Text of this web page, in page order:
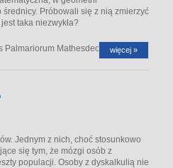
średnicy. Próbowali się z nią zmierzyć
taka niezwykła?
Palmariorum Mathesdeos ....więcej »
Jednym z nich, choć stosunkowo
się tym, że mózgi osób z
populacji. Osoby z dyskalkulią nie